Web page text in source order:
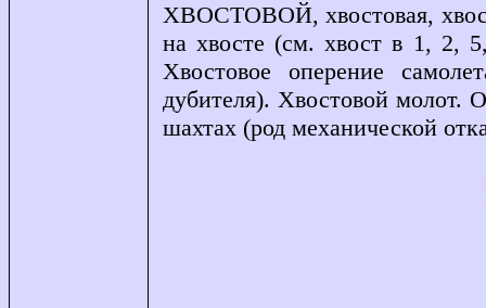
ХВОСТОВОЙ, хвостовая,
на хвосте (см. хвост в 1, 2,
Хвостовое оперение
дубителя). Хвостовой молот.
шахтах (род механической